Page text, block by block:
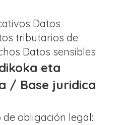
Datos
tributarios de
Datos sensibles
eta
/ Base juridica
obligación legal: